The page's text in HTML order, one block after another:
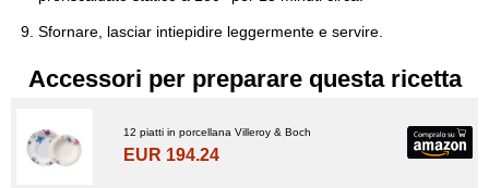
Sfornare, lasciar intiepidire leggermente e servire.
Accessori per preparare questa ricetta
12 piatti in porcellana Villeroy & Boch
EUR 194.24